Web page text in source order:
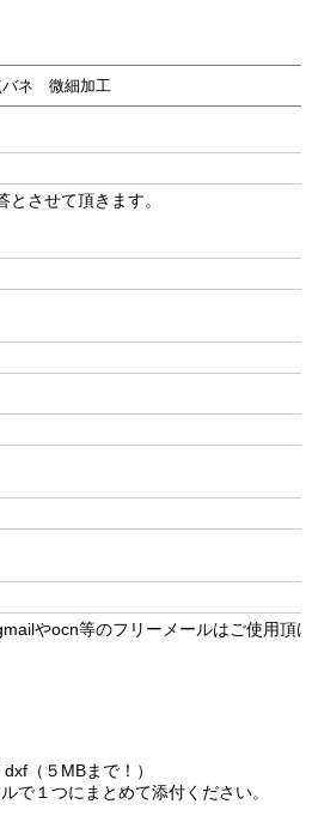
させて頂きます。
やocn等のフリーメールはご使用頂
（５MBまで！）
で１つにまとめて添付ください。